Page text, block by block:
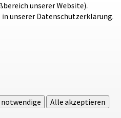
unserer Website).
unserer Datenschutzerklärung.
notwendige Alle akzeptieren